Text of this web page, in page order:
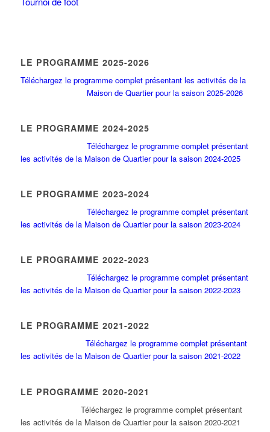
LE PROGRAMME 2025-2026
Téléchargez le programme complet présentant les activités de la
Maison de Quartier pour la saison 2025-2026
LE PROGRAMME 2024-2025
Téléchargez le programme complet présentant
les activités de la Maison de Quartier pour la saison 2024-2025
LE PROGRAMME 2023-2024
Téléchargez le programme complet présentant
les activités de la Maison de Quartier pour la saison 2023-2024
LE PROGRAMME 2022-2023
Téléchargez le programme complet présentant
les activités de la Maison de Quartier pour la saison 2022-2023
LE PROGRAMME 2021-2022
Téléchargez le programme complet présentant
les activités de la Maison de Quartier pour la saison 2021-2022
LE PROGRAMME 2020-2021
Téléchargez le programme complet présentant
les activités de la Maison de Quartier pour la saison 2020-2021